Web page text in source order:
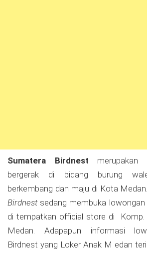
Sumatera Birdnest merupakan
bergerak di bidang burung
berkembang dan maju di Kota
Birdnestsedang membuka lowongan
di tempatkan official store di Komp.
Medan. Adapapun informasi
Birdnest yang Loker Anak M edan